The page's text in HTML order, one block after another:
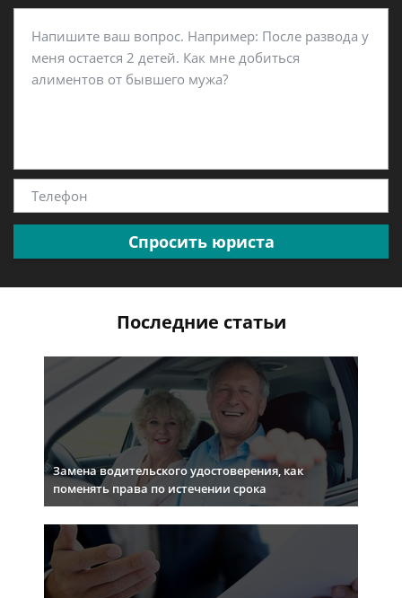
Спросить юриста
Последние статьи
Замена водительского удостоверения, как
поменять права по истечении срока